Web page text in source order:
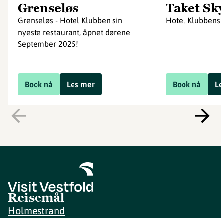
Grenseløs
Grenseløs - Hotel Klubben sin
nyeste restaurant, åpnet dørene
September 2025!
Book nå Les mer
Taket
Hotel
Book nå
Reisemål
Holmestrand